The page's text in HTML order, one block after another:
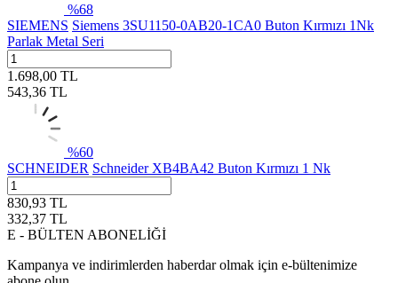
%68
SIEMENS Siemens 3SU1150-0AB20-1CA0 Buton Kırmızı 1Nk
Parlak Metal Seri
1.698,00 TL
543,36 TL
%60
SCHNEIDER Schneider XB4BA42 Buton Kırmızı 1 Nk
830,93 TL
332,37 TL
E - BÜLTEN ABONELİĞİ
Kampanya ve indirimlerden haberdar olmak için e-bültenimize